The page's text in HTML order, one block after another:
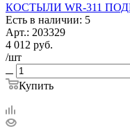
КОСТЫЛИ WR-311
Есть в наличии: 5
Арт.: 203329
4 012 руб.
/шт
Купить